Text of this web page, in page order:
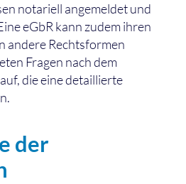
notariell angemeldet und
eGbR kann zudem ihren
andere Rechtsformen
Fragen nach dem
die eine detaillierte
der